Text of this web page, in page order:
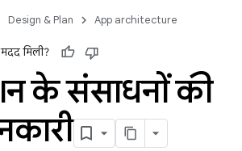
Design & Plan App architecture
मिली?
के संसाधनों की